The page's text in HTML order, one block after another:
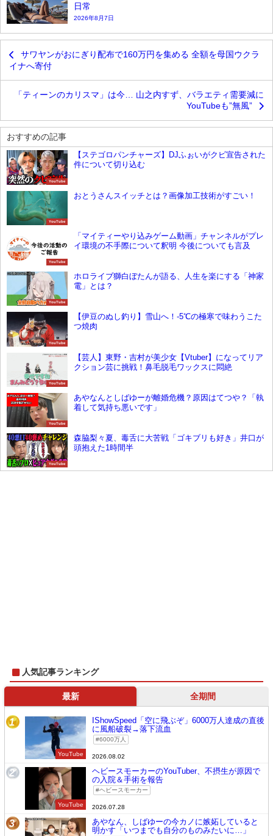
日常
2026年8月7日
サワヤンがおにぎり配布で160万円を集める 全額を母国ウクラ
イナへ寄付
「ティーンのカリスマ」は今… 山之内すず、バラエティ需要減に
YouTubeも”無風”
おすすめの記事
YouTube
【ステゴロパンチャーズ】DJふぉいがクビ宣告された
件について切り込む
YouTube
おとうさんスイッチとは？画像加工技術がすごい！
YouTube
「マイティーやり込みゲーム動画」チャンネルがプレ
イ環境の不手際について釈明 今後についても言及
YouTube
ホロライブ獅白ぼたんが語る、人生を楽にする「神家
電」とは？
YouTube
【伊豆のぬし釣り】雪山へ！‐5℃の極寒で味わうこた
つ焼肉
YouTube
【芸人】東野・吉村が美少女【Vtuber】になってリア
クション芸に挑戦！鼻毛脱毛ワックスに悶絶
YouTube
あやなんとしばゆーが離婚危機？原因はてつや？「執
着して気持ち悪いです」
YouTube
森脇梨々夏、毒舌に大苦戦「ゴキブリも好き」井口が
頭抱えた1時間半
人気記事ランキング
最新 全期間
1
YouTube
IShowSpeed「空に飛ぶぞ」6000万人達成の直後
に風船破裂→落下流血
6000万人
2026.08.02
2
YouTube
ヘビースモーカーのYouTuber、不摂生が原因で
の入院＆手術を報告
ヘビースモーカー
2026.07.28
3
あやなん、しばゆーの今カノに嫉妬していると
明かす「いつまでも自分のものみたいに…」